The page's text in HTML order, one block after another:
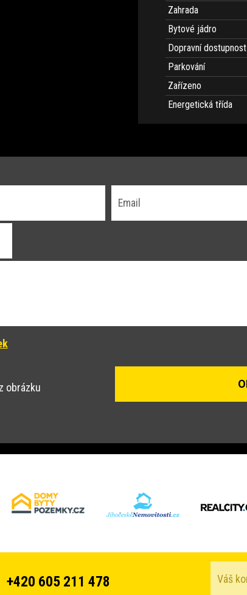
Zahrada
Bytové jádro
Dopravní dostupnost
Parkování
Zařízeno
Energetická třída
obrázku
+420 605 211 478